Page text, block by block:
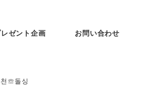
ゼント企画 お問い合わせ
천☏돌싱